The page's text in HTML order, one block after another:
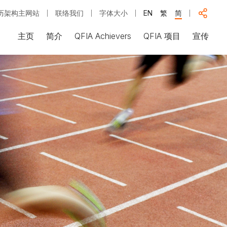
架构主网站 联络我们 字体大小 EN 繁 简
主页 简介 QFIA Achievers QFIA 项目 宣传